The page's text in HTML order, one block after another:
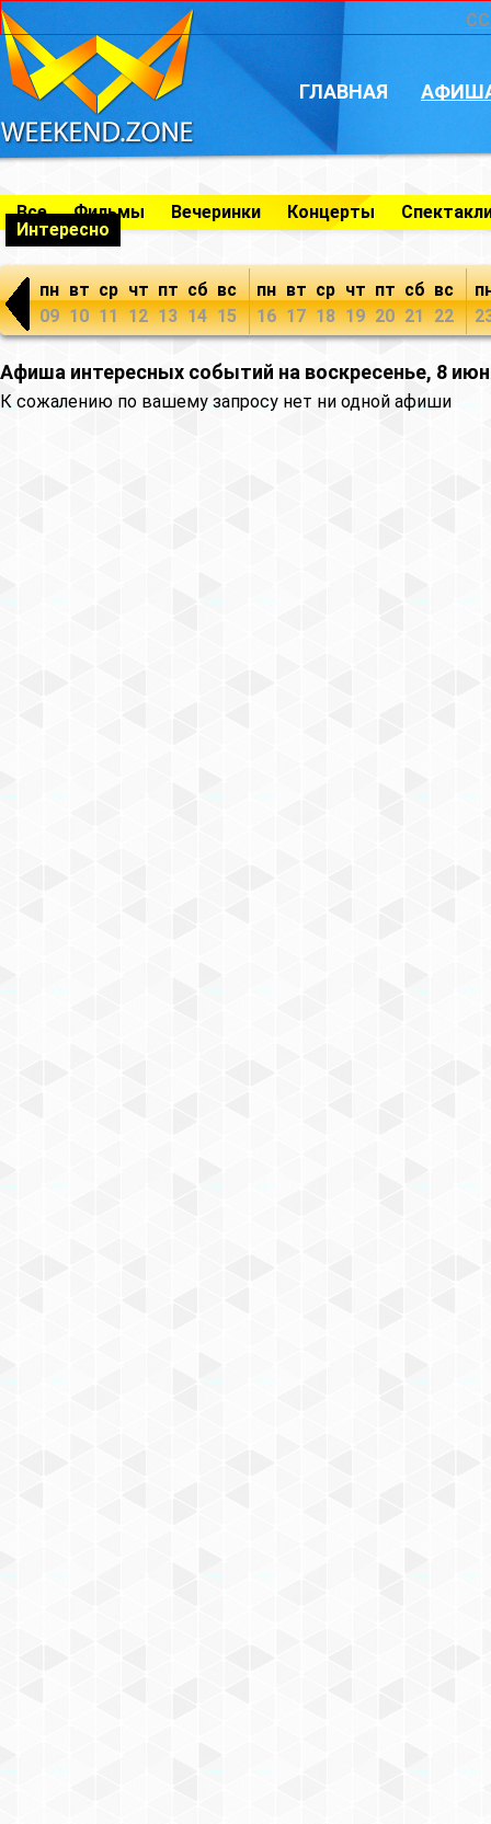
ГЛАВНАЯ
Все Фильмы Вечеринки Концерты
Интересно
пн
09
вт
10
ср
11
чт
12
пт
13
сб
14
вс
15
пн
16
вт
17
ср
18
чт
19
пт
20
сб
21
вс
22
Афиша интересных событий на воскресенье, 8
К сожалению по вашему запросу нет ни одной афиши